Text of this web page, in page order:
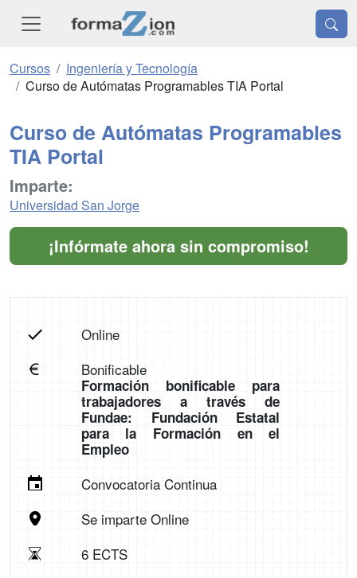
Cursos
Ingeniería y Tecnología
Curso de Autómatas Programables TIA Portal
Curso de Autómatas Programables
TIA Portal
Imparte:
Universidad San Jorge
¡Infórmate ahora sin compromiso!
Online
Bonificable
Formación bonificable para
trabajadores a través de
Fundae: Fundación Estatal
para la Formación en el
Empleo
Convocatoria Continua
Se imparte Online
6 ECTS